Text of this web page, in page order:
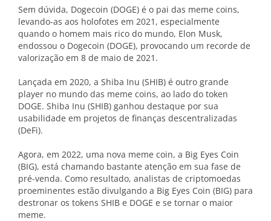
Sem dúvida, Dogecoin (DOGE) é o pai das meme coins,
levando-as aos holofotes em 2021, especialmente
quando o homem mais rico do mundo, Elon Musk,
endossou o Dogecoin (DOGE), provocando um recorde de
valorização em 8 de maio de 2021.
Lançada em 2020, a Shiba Inu (SHIB) é outro grande
player no mundo das meme coins, ao lado do token
DOGE. Shiba Inu (SHIB) ganhou destaque por sua
usabilidade em projetos de finanças descentralizadas
(DeFi).
Agora, em 2022, uma nova meme coin, a Big Eyes Coin
(BIG), está chamando bastante atenção em sua fase de
pré-venda. Como resultado, analistas de criptomoedas
proeminentes estão divulgando a Big Eyes Coin (BIG) para
destronar os tokens SHIB e DOGE e se tornar o maior
meme.